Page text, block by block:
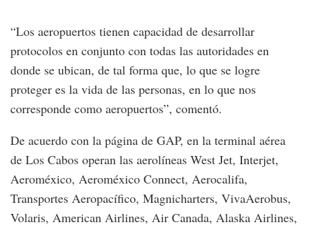
“Los aeropuertos tienen capacidad de desarrollar
protocolos en conjunto con todas las autoridades en
donde se ubican, de tal forma que, lo que se logre
proteger es la vida de las personas, en lo que nos
corresponde como aeropuertos”, comentó.
De acuerdo con la página de GAP, en la terminal aérea
de Los Cabos operan las aerolíneas West Jet, Interjet,
Aeroméxico, Aeroméxico Connect, Aerocalifa,
Transportes Aeropacífico, Magnicharters, VivaAerobus,
Volaris, American Airlines, Air Canada, Alaska Airlines,